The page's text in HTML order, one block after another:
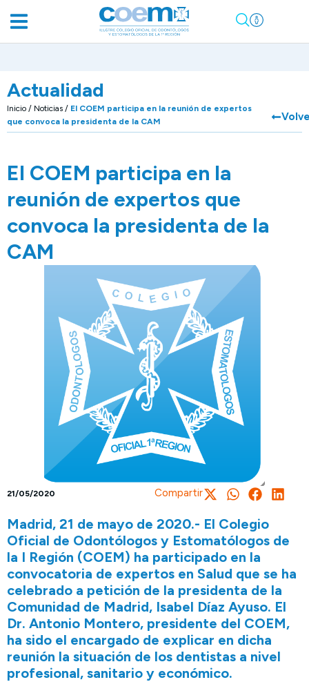
Actualidad
Inicio / Noticias / El COEM participa en la reunión de expertos
que convoca la presidenta de la CAM
El COEM participa en la
reunión de expertos que
convoca la presidenta de la
CAM
21/05/2020 Compartir
Madrid, 21 de mayo de 2020.- El Colegio
Oficial de Odontólogos y Estomatólogos de
la I Región (COEM) ha participado en la
convocatoria de expertos en Salud que se ha
celebrado a petición de la presidenta de la
Comunidad de Madrid, Isabel Díaz Ayuso. El
Dr. Antonio Montero, presidente del COEM,
ha sido el encargado de explicar en dicha
reunión la situación de los dentistas a nivel
profesional, sanitario y económico.